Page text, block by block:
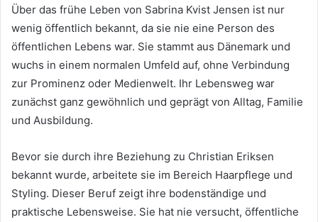
Über das frühe Leben von Sabrina Kvist Jensen ist nur
wenig öffentlich bekannt, da sie nie eine Person des
öffentlichen Lebens war. Sie stammt aus Dänemark und
wuchs in einem normalen Umfeld auf, ohne Verbindung
zur Prominenz oder Medienwelt. Ihr Lebensweg war
zunächst ganz gewöhnlich und geprägt von Alltag, Familie
und Ausbildung.
Bevor sie durch ihre Beziehung zu Christian Eriksen
bekannt wurde, arbeitete sie im Bereich Haarpflege und
Styling. Dieser Beruf zeigt ihre bodenständige und
praktische Lebensweise. Sie hat nie versucht, öffentliche